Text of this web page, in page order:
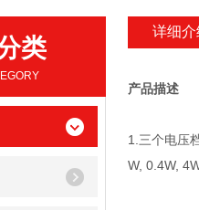
类
详细介
产品描述
1.三个电压
W, 0.4W,